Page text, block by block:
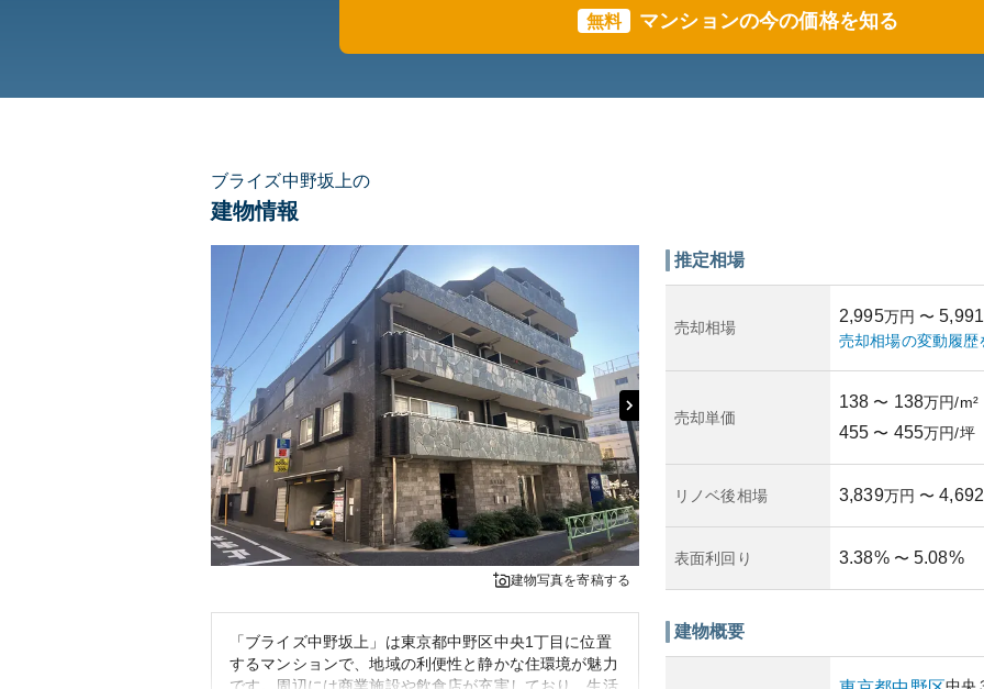
無料 マンションの今の価格を知る
ブライズ中野坂上の
建物情報
建物写真を寄稿する
「ブライズ中野坂上」は東京都中野区中央1丁目に位置
するマンションで、地域の利便性と静かな住環境が魅力
推定相場
売却相場
2,995万円 〜 5,991
売却相場の変動履歴
売却単価
138 〜 138万円/m²
455 〜 455万円/坪
リノベ後相場 3,839万円 〜 4,692
表面利回り 3.38% 〜 5.08%
建物概要